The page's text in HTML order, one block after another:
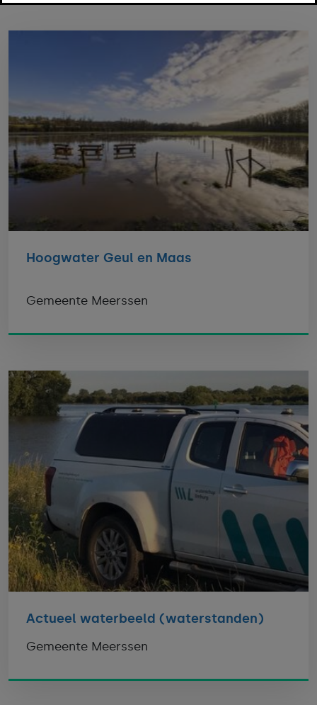
Hoogwater Geul en Maas
Gemeente Meerssen
Actueel waterbeeld (waterstanden)
Gemeente Meerssen